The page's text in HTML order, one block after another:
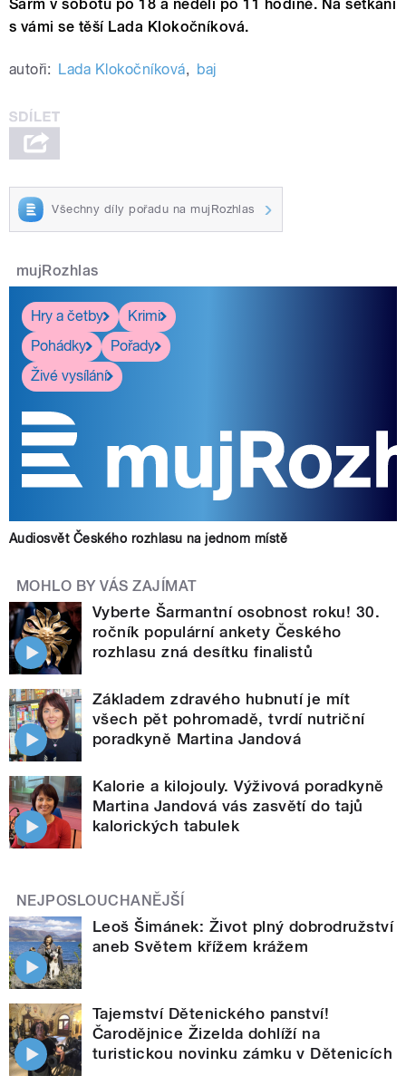
Šarm v sobotu po 18 a neděli po 11 hodině. Na setkání
s vámi se těší Lada Klokočníková.
autoři: Lada Klokočníková, baj
Všechny díly pořadu na mujRozhlas
mujRozhlas
Hry a četby
Krimi
Pohádky
Pořady
Živé vysílání
Audiosvět Českého rozhlasu na jednom místě
MOHLO BY VÁS ZAJÍMAT
Vyberte Šarmantní osobnost roku! 30.
ročník populární ankety Českého
rozhlasu zná desítku finalistů
Základem zdravého hubnutí je mít
všech pět pohromadě, tvrdí nutriční
poradkyně Martina Jandová
Kalorie a kilojouly. Výživová poradkyně
Martina Jandová vás zasvětí do tajů
kalorických tabulek
NEJPOSLOUCHANĚJŠÍ
Leoš Šimánek: Život plný dobrodružství
aneb Světem křížem krážem
Tajemství Dětenického panství!
Čarodějnice Žizelda dohlíží na
turistickou novinku zámku v Dětenicích